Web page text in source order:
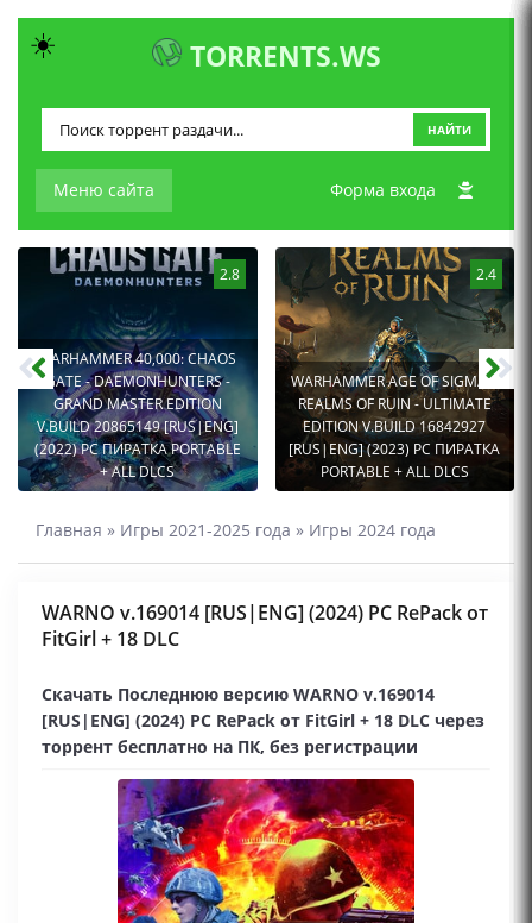
TORRENTS.WS
Меню сайта
НАЙТИ
Форма входа
2.8
WARHAMMER 40,000: CHAOS
GATE - DAEMONHUNTERS -
GRAND MASTER EDITION
V.BUILD 20865149 [RUS|ENG]
(2022) PC ПИРАТКА PORTABLE
+ ALL DLCS
2.4
WARHAMMER AGE OF SIGMAR:
REALMS OF RUIN - ULTIMATE
EDITION V.BUILD 16842927
[RUS|ENG] (2023) PC ПИРАТКА
PORTABLE + ALL DLCS
Главная » Игры 2021-2025 года » Игры 2024 года
WARNO v.169014 [RUS|ENG] (2024) PC RePack от
FitGirl + 18 DLC
Скачать Последнюю версию WARNO v.169014
[RUS|ENG] (2024) PC RePack от FitGirl + 18 DLC через
торрент бесплатно на ПК, без регистрации
☀️